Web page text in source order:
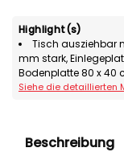
Highlight(s)
Tisch ausziehbar
mm stark,
Bodenplatte 80 x 40
Siehe die detaillierten
Beschreibung